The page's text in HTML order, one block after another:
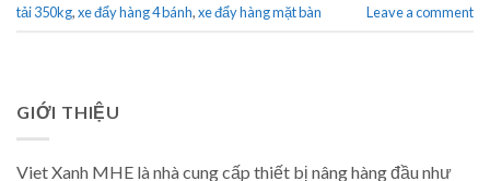
tải 350kg,xe đẩy hàng 4 bánh,xe đẩy hàng mặt bàn Leave a comment
GIỚI THIỆU
Viet Xanh MHE là nhà cung cấp thiết bị nâng hàng đầu như